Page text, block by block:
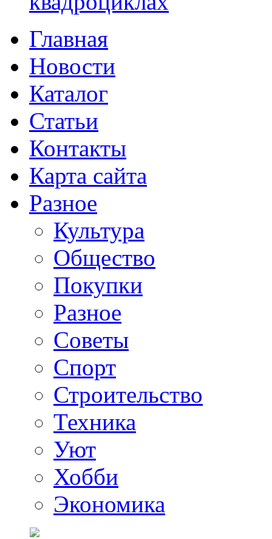
Главная
Новости
Каталог
Статьи
Контакты
Карта сайта
Разное
Культура
Общество
Покупки
Разное
Советы
Спорт
Строительство
Техника
Уют
Хобби
Экономика